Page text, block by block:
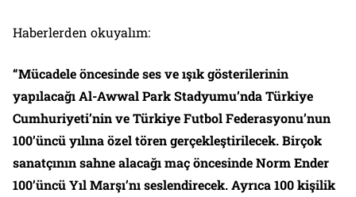
Haberlerden okuyalım:
“Mücadele öncesinde ses ve ışık gösterilerinin
yapılacağı Al-Awwal Park Stadyumu’nda Türkiye
Cumhuriyeti’nin ve Türkiye Futbol Federasyonu’nun
100’üncü yılına özel tören gerçekleştirilecek. Birçok
sanatçının sahne alacağı maç öncesinde Norm Ender
100’üncü Yıl Marşı’nı seslendirecek. Ayrıca 100 kişilik